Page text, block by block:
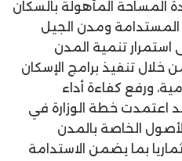
المساحة المأهولة بالسكان
ومدن الجيل
استمرار تنمية المدن
22 مدينة من خلال تنفيذ برامج الإسكان
ورفع كفاءة أداء
اعتمدت خطة الوزارة في
الخاصة بالمدن
بما يضمن الاستدامة